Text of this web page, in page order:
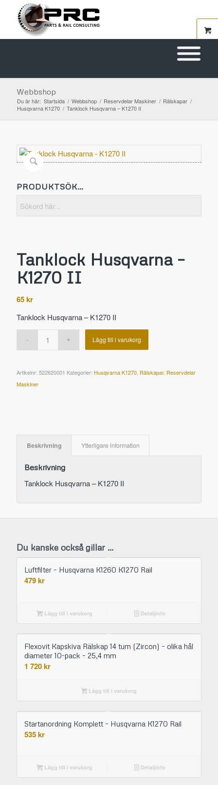
Webbshop
Du är här: Startsida / Webbshop / Reservdelar Maskiner / Rälskapar /
Husqvarna K1270 / Tanklock Husqvarna – K1270 II
PRODUKTSÖK…
Tanklock Husqvarna –
K1270 II
65kr
Tanklock Husqvarna – K1270 II
Lägg till i varukorg
Artikelnr: 522620001 Kategorier: Husqvarna K1270, Rälskapar, Reservdelar
Maskiner
Beskrivning Ytterligare information
Beskrivning
Tanklock Husqvarna – K1270 II
Du kanske också gillar …
Luftfilter – Husqvarna K1260 K1270 Rail
479kr
Lägg till i varukorg Detaljinfo
Flexovit Kapskiva Rälskap 14 tum (Zircon) – olika hål
diameter 10-pack – 25,4 mm
1 720kr
Lägg till i varukorg
Startanordning Komplett – Husqvarna K1270 Rail
535kr
Lägg till i varukorg Detaljinfo